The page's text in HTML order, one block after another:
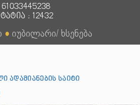
: 12432
● იუბილარი/ ხსენება
ადამიანების საიტი